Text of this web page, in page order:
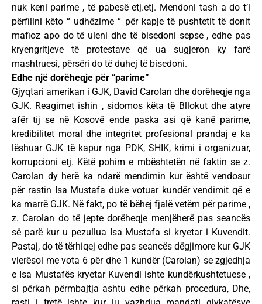
nuk keni parime , të pabesë etj.etj. Mendoni tash a do t’i
përfillni këto “ udhëzime “ për kapje të pushtetit të donit
mafioz apo do të uleni dhe të bisedoni sepse , edhe pas
kryengritjeve të protestave që ua sugjeron ky farë
mashtruesi, përsëri do të duhej të bisedoni.
Edhe një dorëheqje për “parime“
Gjyqtari amerikan i GJK, David Carolan dhe dorëheqje nga
GJK. Reagimet ishin , sidomos këta të Bllokut dhe atyre
afër tij se në Kosovë ende paska asi që kanë parime,
kredibilitet moral dhe integritet profesional prandaj e ka
lëshuar GJK të kapur nga PDK, SHIK, krimi i organizuar,
korrupcioni etj. Këtë pohim e mbështetën në faktin se z.
Carolan dy herë ka ndarë mendimin kur është vendosur
për rastin Isa Mustafa duke votuar kundër vendimit që e
ka marrë GJK. Në fakt, po të bëhej fjalë vetëm për parime ,
z. Carolan do të jepte dorëheqje menjëherë pas seancës
së parë kur u pezullua Isa Mustafa si kryetar i Kuvendit.
Pastaj, do të tërhiqej edhe pas seancës dëgjimore kur GJK
vlerësoi me vota 6 për dhe 1 kundër (Carolan) se zgjedhja
e Isa Mustafës kryetar Kuvendi ishte kundërkushtetuese ,
si përkah përmbajtja ashtu edhe përkah procedura, Dhe,